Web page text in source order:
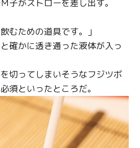
子がストローを差し出す。
むための道具です。」
確かに透き通った液体が入っ
切ってしまいそうなフジツボ
須といったところだ。